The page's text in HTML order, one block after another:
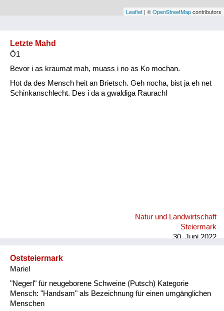
Vorarlberg
Natur und Landwirtschaft
Fluchen und Reden
Leaflet | ©OpenStreetMapcontributors
Letzte Mahd
Ö1
Bevor i as kraumat mah, muass i no as Ko mochan.
Hot da des Mensch heit an Brietsch. Geh nocha, bist ja eh net
Schinkanschlecht. Des i da a gwaldiga Raurachl
Natur und Landwirtschaft
Steiermark
30. Juni 2022
Oststeiermark
Mariel
"Negerl" für neugeborene Schweine (Putsch) Kategorie
Mensch: "Handsam" als Bezeichnung für einen umgänglichen
Menschen